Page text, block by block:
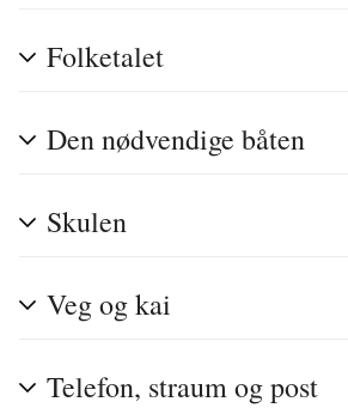
Folketalet
Den nødvendige båten
Skulen
Veg og kai
Telefon, straum og post